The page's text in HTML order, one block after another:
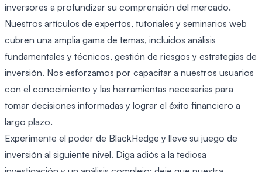
inversores a profundizar su comprensión del mercado.
Nuestros artículos de expertos, tutoriales y seminarios web
cubren una amplia gama de temas, incluidos análisis
fundamentales y técnicos, gestión de riesgos y estrategias de
inversión. Nos esforzamos por capacitar a nuestros usuarios
con el conocimiento y las herramientas necesarias para
tomar decisiones informadas y lograr el éxito financiero a
largo plazo.
Experimente el poder de BlackHedge y lleve su juego de
inversión al siguiente nivel. Diga adiós a la tediosa